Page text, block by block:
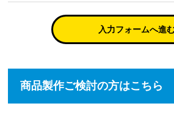
入力フォームへ進
商品製作ご検討の方はこちら